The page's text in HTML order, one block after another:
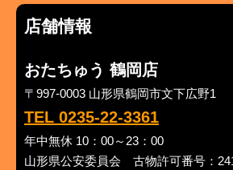
店舗情報
おたちゅう 鶴岡店
〒997-0003 山形県鶴岡市文下広野1
TEL 0235-22-3361
年中無休 10：00～23：00
山形県公安委員会 古物許可番号：